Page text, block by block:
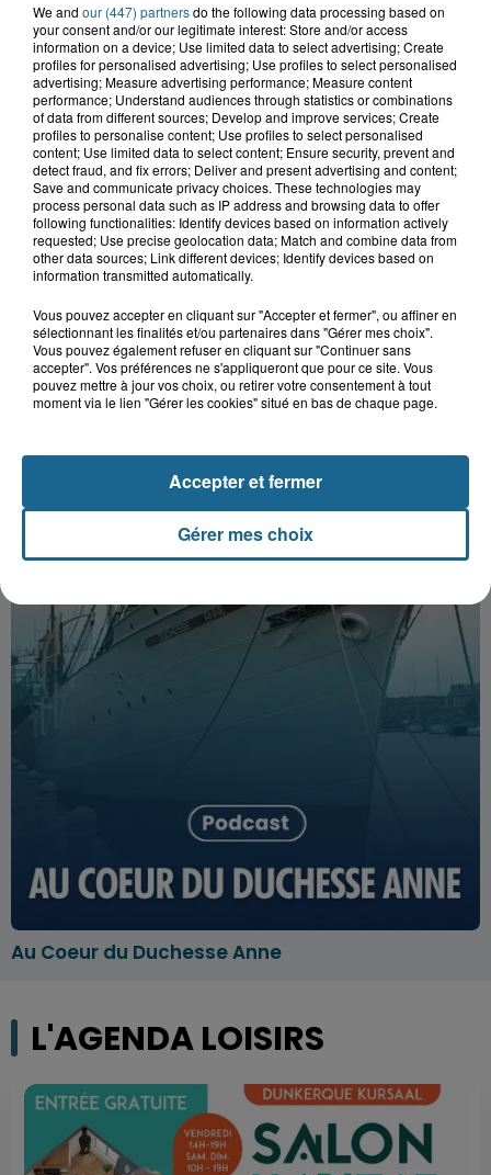
7 août 2026
Hand : Dunkerque face à l'élite pour
préparer la saison du renouveau
7 août 2026
Incendie à La Brasserie de Saint-Omer
: 80 personnes évacuées
Au Coeur du Duchesse Anne
L'AGENDA LOISIRS
We and our (447) partnersdo the following data processing based on
your consent and/or our legitimate interest: Store and/or access
information on a device; Use limited data to select advertising; Create
profiles for personalised advertising; Use profiles to select personalised
advertising; Measure advertising performance; Measure content
performance; Understand audiences through statistics or combinations
of data from different sources; Develop and improve services; Create
profiles to personalise content; Use profiles to select personalised
content; Use limited data to select content; Ensure security, prevent and
detect fraud, and fix errors; Deliver and present advertising and content;
Save and communicate privacy choices. These technologies may
process personal data such as IP address and browsing data to offer
following functionalities: Identify devices based on information actively
requested; Use precise geolocation data; Match and combine data from
other data sources; Link different devices; Identify devices based on
information transmitted automatically.
Vous pouvez accepter en cliquant sur "Accepter et fermer", ou affiner en
sélectionnant les finalités et/ou partenaires dans "Gérer mes choix".
Vous pouvez également refuser en cliquant sur "Continuer sans
accepter". Vos préférences ne s'appliqueront que pour ce site. Vous
pouvez mettre à jour vos choix, ou retirer votre consentement à tout
moment via le lien "Gérer les cookies" situé en bas de chaque page.
Gérer mes choix
Accepter et fermer